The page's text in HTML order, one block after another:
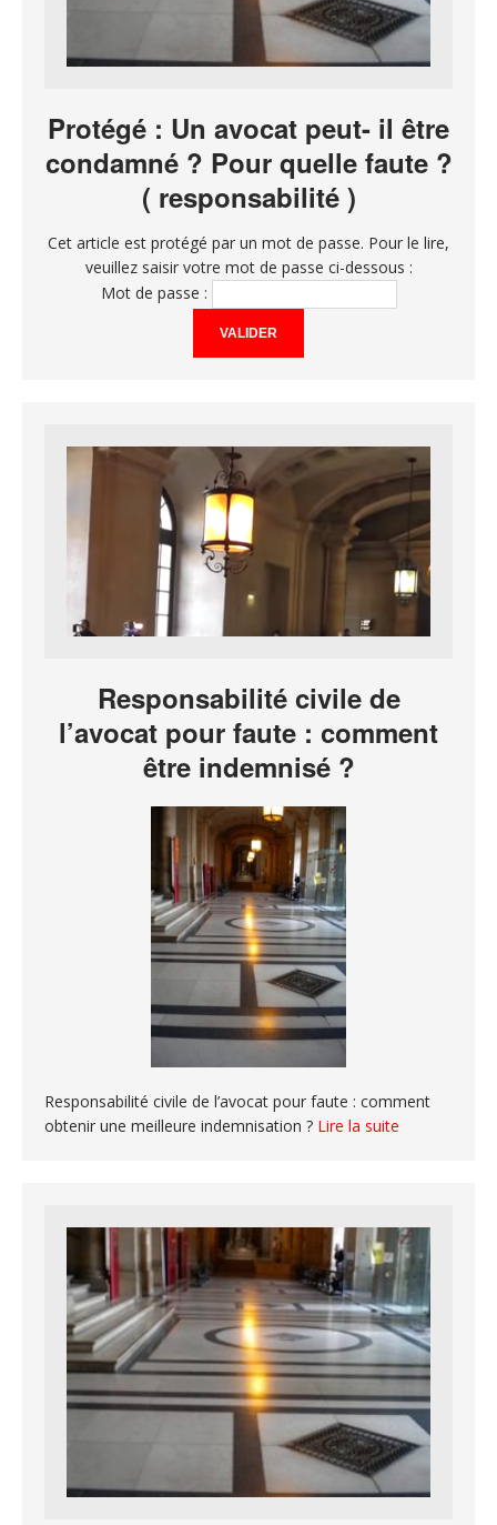
Protégé : Un avocat peut- il être
condamné ? Pour quelle faute ?
( responsabilité )
Cet article est protégé par un mot de passe. Pour le lire,
veuillez saisir votre mot de passe ci-dessous :
Mot de passe :
Responsabilité civile de
l’avocat pour faute : comment
être indemnisé ?
Responsabilité civile de l’avocat pour faute : comment
obtenir une meilleure indemnisation ? Lire la suite